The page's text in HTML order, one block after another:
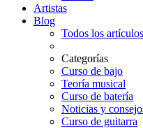
Artistas
Blog
Todos los artículos
Categorías
Curso de bajo
Teoría musical
Curso de batería
Noticias y
Curso de guitarra